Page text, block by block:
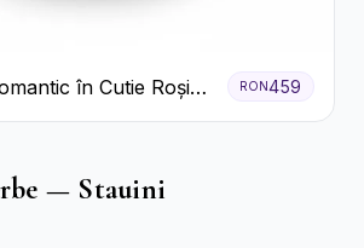
în Cutie Roșie
Crizanteme
RON459
— Stauini